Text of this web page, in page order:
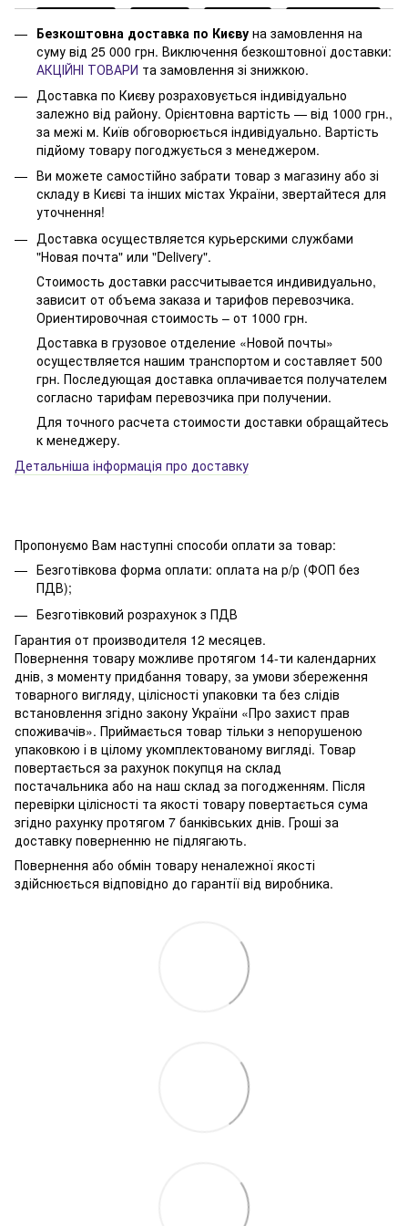
Безкоштовна доставка по Києву на замовлення на
суму від 25 000 грн. Виключення безкоштовної доставки:
АКЦІЙНІ ТОВАРИ та замовлення зі знижкою.
Доставка по Києву розраховується індивідуально
залежно від району. Орієнтовна вартість — від 1000 грн.,
за межі м. Київ обговорюється індивідуально. Вартість
підйому товару погоджується з менеджером.
Ви можете самостійно забрати товар з магазину або зі
складу в Києві та інших містах України, звертайтеся для
уточнення!
Доставка осуществляется курьерскими службами
"Новая почта" или "Delivery".
Стоимость доставки рассчитывается индивидуально,
зависит от объема заказа и тарифов перевозчика.
Ориентировочная стоимость – от 1000 грн.
Доставка в грузовое отделение «Новой почты»
осуществляется нашим транспортом и составляет 500
грн. Последующая доставка оплачивается получателем
согласно тарифам перевозчика при получении.
Для точного расчета стоимости доставки обращайтесь
к менеджеру.
Детальніша інформація про доставку
Пропонуємо Вам наступні способи оплати за товар:
Безготівкова форма оплати: оплата на р/р (ФОП без
ПДВ);
Безготівковий розрахунок з ПДВ
Гарантия от производителя 12 месяцев.
Повернення товару можливе протягом 14-ти календарних
днів, з моменту придбання товару, за умови збереження
товарного вигляду, цілісності упаковки та без слідів
встановлення згідно закону України «Про захист прав
споживачів». Приймається товар тільки з непорушеною
упаковкою і в цілому укомплектованому вигляді. Товар
повертається за рахунок покупця на склад
постачальника або на наш склад за погодженням. Після
перевірки цілісності та якості товару повертається сума
згідно рахунку протягом 7 банківських днів. Гроші за
доставку поверненню не підлягають.
Повернення або обмін товару неналежної якості
здійснюється відповідно до гарантії від виробника.